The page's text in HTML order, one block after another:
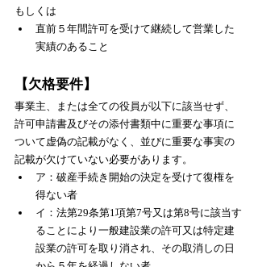
もしくは
直前５年間許可を受けて継続して営業した
実績のあること
【欠格要件】
事業主、または全ての役員が以下に該当せず、
許可申請書及びその添付書類中に重要な事項に
ついて虚偽の記載がなく、並びに重要な事実の
記載が欠けていない必要があります。
ア：破産手続き開始の決定を受けて復権を
得ない者
イ：法第29条第1項第7号又は第8号に該当す
ることにより一般建設業の許可又は特定建
設業の許可を取り消され、その取消しの日